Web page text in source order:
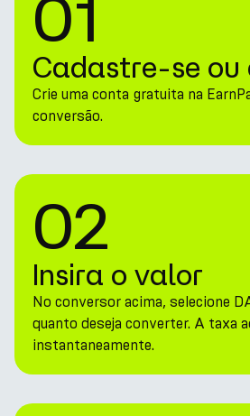
01
Cadastre-se ou
Crie uma conta gratuita na
conversão.
02
Insira o valor
No conversor acima, selecione
quanto deseja converter. A taxa
instantaneamente.